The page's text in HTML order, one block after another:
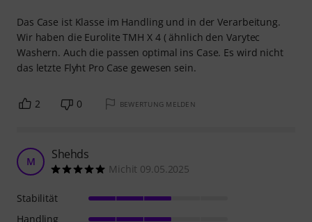
Das Case ist Klasse im Handling und in der Verarbeitung.
Wir haben die Eurolite TMH X 4 ( ähnlich den Varytec
Washern. Auch die passen optimal ins Case. Es wird nicht
das letzte Flyht Pro Case gewesen sein.
2 0 BEWERTUNG MELDEN
M Shehds
Michit 09.05.2025
Stabilität
Handling